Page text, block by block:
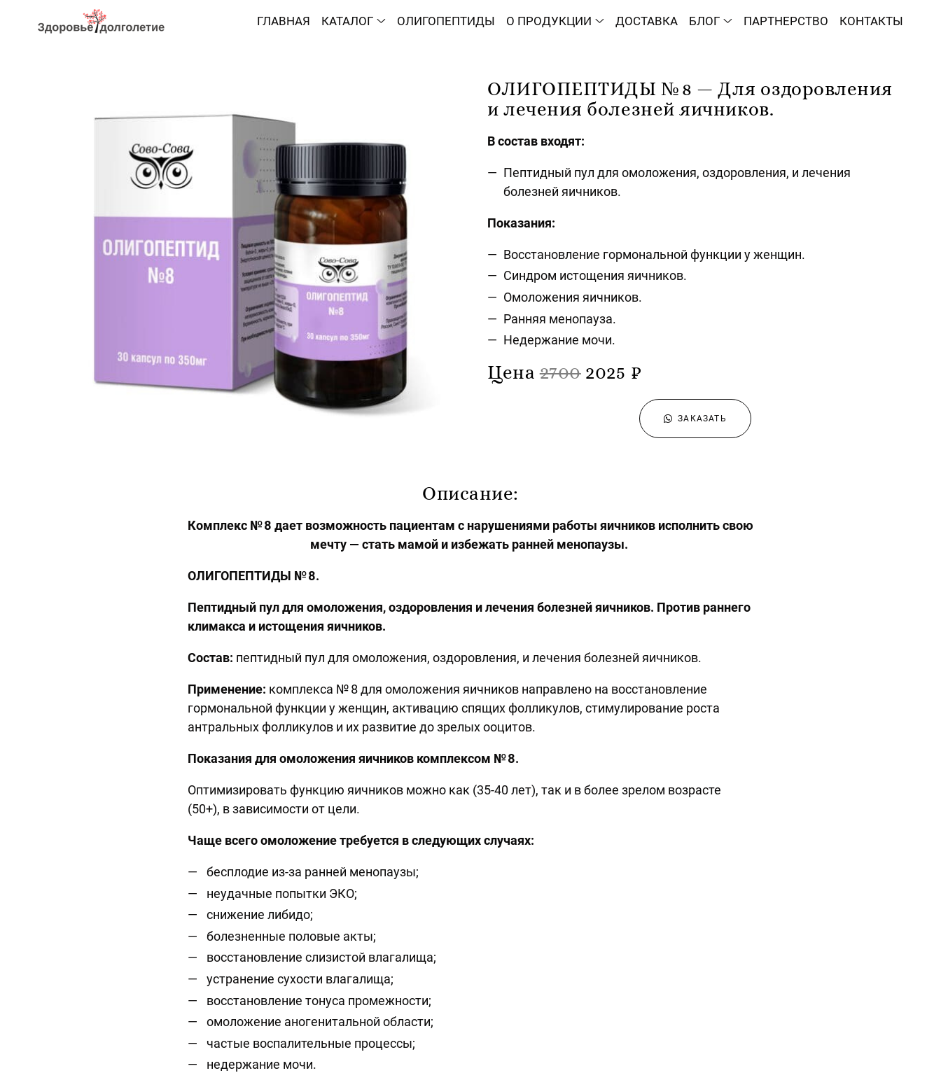
ГЛАВНАЯ КАТАЛОГ ОЛИГОПЕПТИДЫ О ПРОДУКЦИИ ДОСТАВКА БЛОГ ПАРТНЕРСТВО КОНТАКТЫ
ОЛИГОПЕПТИДЫ № 8 — Для оздоровления
и лечения болезней яичников.
В состав входят:
Пептидный пул для омоложения, оздоровления, и лечения
болезней яичников.
Показания:
Восстановление гормональной функции у женщин.
Синдром истощения яичников.
Омоложения яичников.
Ранняя менопауза.
Недержание мочи.
Цена27002025 ₽
ЗАКАЗАТЬ
Описание:
Комплекс № 8 дает возможность пациентам с нарушениями работы яичников исполнить свою
мечту — стать мамой и избежать ранней менопаузы.
ОЛИГОПЕПТИДЫ № 8.
Пептидный пул для омоложения, оздоровления и лечения болезней яичников. Против раннего
климакса и истощения яичников.
Состав: пептидный пул для омоложения, оздоровления, и лечения болезней яичников.
Применение: комплекса № 8 для омоложения яичников направлено на восстановление
гормональной функции у женщин, активацию спящих фолликулов, стимулирование роста
антральных фолликулов и их развитие до зрелых ооцитов.
Показания для омоложения яичников комплексом № 8.
Оптимизировать функцию яичников можно как (35-40 лет), так и в более зрелом возрасте
(50+), в зависимости от цели.
Чаще всего омоложение требуется в следующих случаях:
бесплодие из-за ранней менопаузы;
неудачные попытки ЭКО;
снижение либидо;
болезненные половые акты;
восстановление слизистой влагалища;
устранение сухости влагалища;
восстановление тонуса промежности;
омоложение аногенитальной области;
частые воспалительные процессы;
недержание мочи.